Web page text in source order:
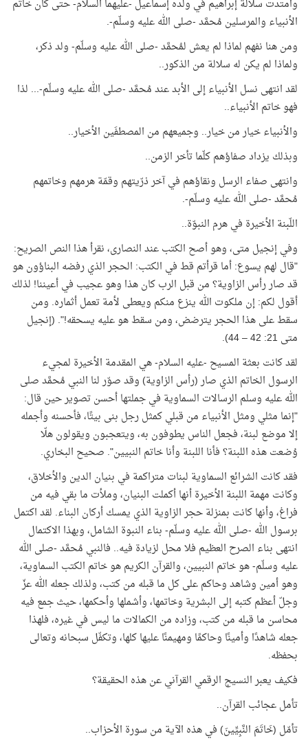
وامتدت سلالة إبراهيم في ولده إسماعيل -عليهما السلام- حتى كان خاتم
الأنبياء والمرسلين مُحمَّد -صلى الله عليه وسلّم-.
ومن هنا نفهم لماذا لم يعش لمُحمَّد -صلى الله عليه وسلّم- ولد ذكر،
ولماذا لم يكن له سلالة من الذكور..
لقد انتهى نسل الأنبياء إلى الأبد عند مُحمَّد -صلى الله عليه وسلّم-... لذا
فهو خاتم الأنبياء..
والأنبياء خيار من خيار.. وجميعهم من المصطفَين الأخيار..
وبذلك يزداد صفاؤهم كلّما تأخر الزمن..
وانتهى صفاء الرسل ونقاؤهم في آخر ذرّيتهم وقمّة هرمهم وخاتمهم
مُحمَّد -صلى الله عليه وسلّم-.
اللّبنة الأخيرة في هرم النبوّة..
وفي إنجيل متى، وهو أصح الكتب عند النصارى، نقرأ هذا النص الصريح:
"قال لهم يسوع: أما قرأتم قط في الكتب: الحجر الذي رفضه البناؤون هو
قد صار رأس الزاوية؟ من قبل الرب كان هذا وهو عجيب في أعيننا! لذلك
أقول لكم: إن ملكوت الله ينزع منكم ويعطى لأمة تعمل أثماره. ومن
سقط على هذا الحجر يترضض، ومن سقط هو عليه يسحقه!". (إنجيل
متى 21: 42 – 44).
لقد كانت بعثة المسيح -عليه السلام- هي المقدمة الأخيرة لمجيء
الرسول الخاتم الذي صار (رأس الزاوية) وقد صوّر لنا النبي مُحمَّد صلى
الله عليه وسلم الرسالات السماوية في جملتها أحسن تصوير حين قال:
"إنما مثلي ومثل الأنبياء من قبلي كمثل رجل بنى بيتًا، فأحسنه وأجمله
إلا موضع لبنة، فجعل الناس يطوفون به، ويتعجبون ويقولون هلّا
وُضعت هذه اللبنة؟ فأنا اللبنة وأنا خاتم النبيين". صحيح البخاري.
فقد كانت الشرائع السماوية لبنات متراكمة في بنيان الدين والأخلاق،
وكانت مهمة اللبنة الأخيرة أنها أكملت البنيان، وملأت ما بقي فيه من
فراغ، وأنها كانت بمنزلة حجر الزاوية الذي يمسك أركان البناء. لقد اكتمل
برسول الله -صلى الله عليه وسلّم- بناء النبوة الشامل، وبهذا الاكتمال
انتهى بناء الصرح العظيم فلا محل لزيادة فيه.. فالنبي مُحمَّد -صلى الله
عليه وسلّم- هو خاتم النبيين، والقرآن الكريم هو خاتم الكتب السماوية،
وهو أمين وشاهد وحاكم على كل ما قبله من كتب، ولذلك جعله الله عزّ
وجلّ أعظم كتبه إلى البشرية وخاتمها، وأشملها وأحكمها، حيث جمع فيه
محاسن ما قبله من كتب، وزاده من الكمالات ما ليس في غيره، فلهذا
جعله شاهدًا وأمينًا وحاكمًا ومهيمنًا عليها كلها، وتكفّل سبحانه وتعالى
بحفظه.
فكيف يعبر النسيج الرقمي القرآني عن هذه الحقيقة؟
تأمل عجائب القرآن..
تأمّل (خَاتَمَ النَّبِيِّينَ) في هذه الآية من سورة الأحزاب..